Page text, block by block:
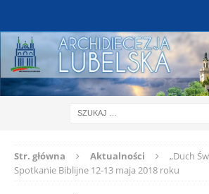
Str. główna Aktualności
„Duch
Spotkanie Biblijne 12-13 maja 2018 roku